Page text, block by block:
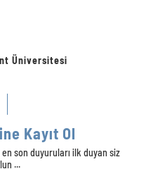
Üniversitesi
Kayıt Ol
son duyuruları ilk duyan siz
...